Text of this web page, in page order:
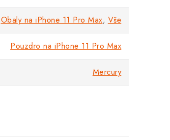
Obaly na iPhone 11 Pro Max, Vše
Pouzdro na iPhone 11 Pro Max
Mercury